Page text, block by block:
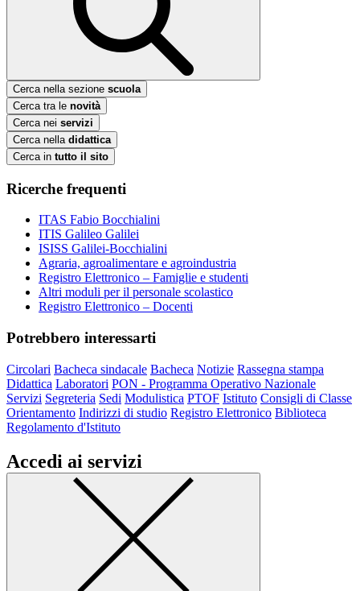
Cerca nella sezione scuola
Cerca tra le novità
Cerca nei servizi
Cerca nella didattica
Cerca in tutto il sito
Ricerche frequenti
ITAS Fabio Bocchialini
ITIS Galileo Galilei
ISISS Galilei-Bocchialini
Agraria, agroalimentare e agroindustria
Registro Elettronico – Famiglie e studenti
Altri moduli per il personale scolastico
Registro Elettronico – Docenti
Potrebbero interessarti
Circolari Bacheca sindacale Bacheca Notizie Rassegna stampa
Didattica Laboratori PON - Programma Operativo Nazionale
Servizi Segreteria Sedi Modulistica PTOF Istituto Consigli di Classe
Orientamento Indirizzi di studio Registro Elettronico Biblioteca
Regolamento d'Istituto
Accedi ai servizi